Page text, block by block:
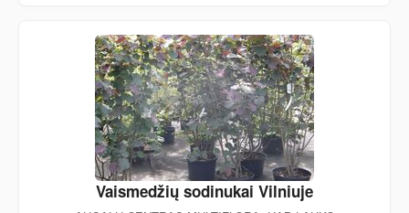
Vaismedžių sodinukai Vilniuje